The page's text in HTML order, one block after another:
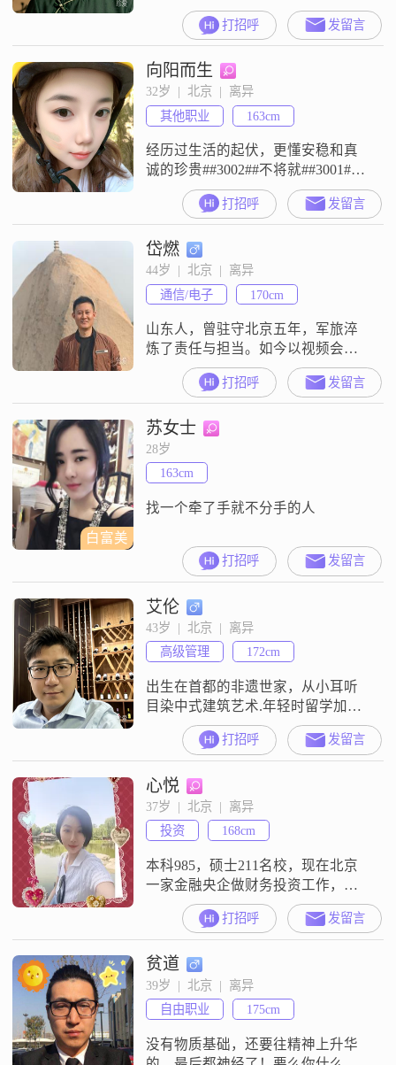
城市生活##3002##我身高 160cm，
有着一份还不错的工作，每月收入
在 12001 - 20000 元之间##3002##我
性格开朗爱笑，总是能给身边的人
带来快乐##3002##我富有同理心，
能理解和感受他人的情绪##3002##
对我来说，家庭是
打招呼 发留言
向阳而生
32岁  |  北京  |  离异
其他职业
163cm
经历过生活的起伏，更懂安稳和真
诚的珍贵##3002##不将就##3001##
不凑合，只找双向奔赴的偏爱
##3002##希望未来的我们，是并肩
的伙伴，是彼此的底气，一起把平
凡的日子过成温暖的模样##3002##
三观不合##3001##消耗型关系，就
不必啦##3002##
打招呼 发留言
岱燃
44岁  |  北京  |  离异
通信/电子
170cm
山东人，曾驻守北京五年，军旅淬
炼了责任与担当。如今以视频会议
技术立身，理性严谨，收入稳定，
有车，积极筹备购房。人生章节翻
页，有女儿随母亲生活，这段经历
让我更懂得责任与沟通的重要，更
懂得爱与付出。如今，享受下厨的
烟火，也爱山河的辽阔。盼遇一位
善良开朗、重视家庭的女士。愿以
余生，护你周全，予你温暖，共筑
打招呼 发留言
白富美
苏女士
28岁
163cm
找一个牵了手就不分手的人
打招呼 发留言
艾伦
43岁  |  北京  |  离异
高级管理
172cm
出生在首都的非遗世家，从小耳听
目染中式建筑艺术.年轻时留学加拿
大学习西方建筑学与商业管理双学
士学位.归国政审后在中信集团工作8
年.后辞职管理自家企业至今.喜爱风
趣、艺术、旅行的六边形战士.无贷
款、无不良嗜好.喜欢看书、精通各
国美食与会做家务.离异，孩子归前
妻抚养.父母身体健康家族无任何遗
传疾病.
打招呼 发留言
心悦
37岁  |  北京  |  离异
投资
168cm
本科985，硕士211名校，现在北京
一家金融央企做财务投资工作，有
京房京户，城市家庭独生女。身高
168cm，身材气质符合职业形象，上
传照片均为近照。不抽烟，不喝
酒，没有纹身，不去夜店和酒吧，
自律性强，情绪稳定，性格随和，
善解人意。三观正，乐观积极，工
作努力做事认真，遇到问题喜欢商
量解决。真诚择偶，希望能在这里
遇到三观合
打招呼 发留言
贫道
39岁  |  北京  |  离异
自由职业
175cm
没有物质基础，还要往精神上升华